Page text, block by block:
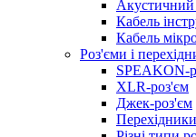
Акустичний
Кабель
Кабель
Роз'єми і
SPEAKON-
XLR-роз'єм
Джек-роз'єм
Перехідники